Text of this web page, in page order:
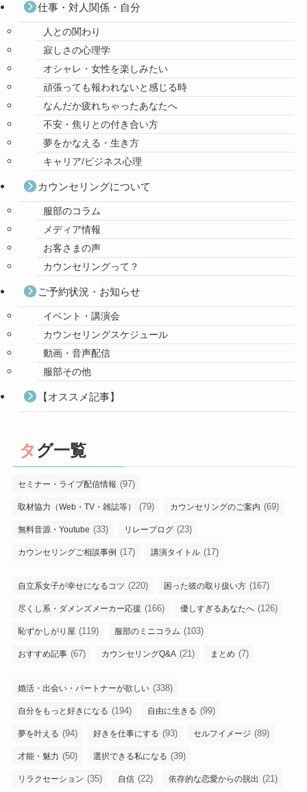
仕事・対人関係・自分
人との関わり
寂しさの心理学
オシャレ・女性を楽しみたい
頑張っても報われないと感じる時
なんだか疲れちゃったあなたへ
不安・焦りとの付き合い方
夢をかなえる・生き方
キャリア/ビジネス心理
カウンセリングについて
服部のコラム
メディア情報
お客さまの声
カウンセリングって？
ご予約状況・お知らせ
イベント・講演会
カウンセリングスケジュール
動画・音声配信
服部その他
【オススメ記事】
タグ一覧
セミナー・ライブ配信情報 (97)
取材協力（Web・TV・雑誌等） (79) カウンセリングのご案内 (69)
無料音源・Youtube (33) リレーブログ (23)
カウンセリングご相談事例 (17) 講演タイトル (17)
自立系女子が幸せになるコツ (220) 困った彼の取り扱い方 (167)
尽くし系・ダメンズメーカー応援 (166) 優しすぎるあなたへ (126)
恥ずかしがり屋 (119) 服部のミニコラム (103)
おすすめ記事 (67) カウンセリングQ&A (21) まとめ (7)
婚活・出会い・パートナーが欲しい (338)
自分をもっと好きになる (194) 自由に生きる (99)
夢を叶える (94) 好きを仕事にする (93) セルフイメージ (89)
才能・魅力 (50) 選択できる私になる (39)
リラクセーション (35) 自信 (22) 依存的な恋愛からの脱出 (21)